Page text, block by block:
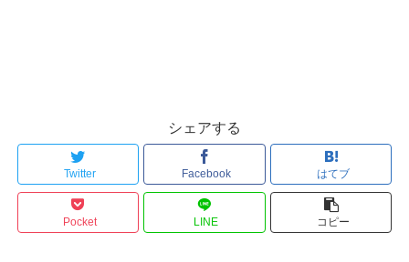
シェアする
Twitter Facebook はてブ
Pocket LINE コピー